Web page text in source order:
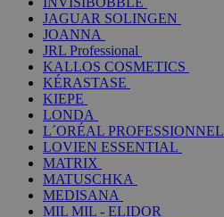
JAGUAR SOLINGEN
JOANNA
JRL Professional
KALLOS COSMETICS
KÉRASTASE
KIEPE
LONDA
L´ORÉAL PROFESSIONNEL
LOVIEN ESSENTIAL
MATRIX
MATUSCHKA
MEDISANA
MIL MIL - ELIDOR